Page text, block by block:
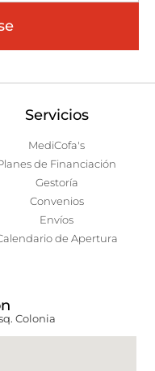
Servicios
MediCofa's
de Financiación
Gestoría
Convenios
Envíos
de Apertura
Colonia